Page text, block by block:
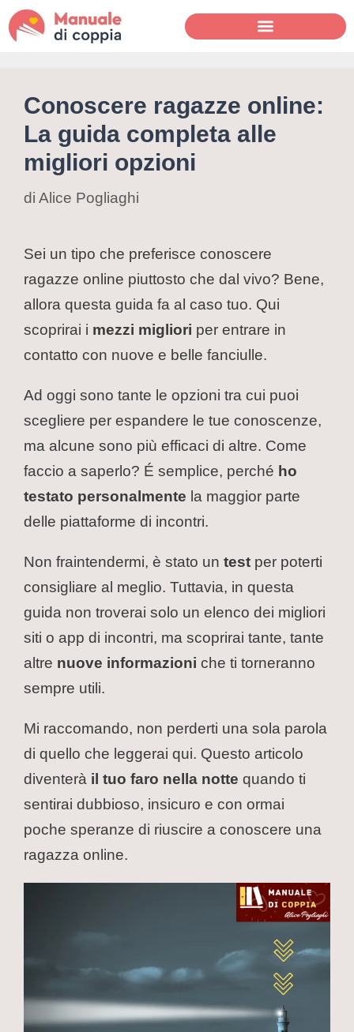
Conoscere ragazze online:
La guida completa alle
migliori opzioni
di Alice Pogliaghi
Sei un tipo che preferisce conoscere
ragazze online piuttosto che dal vivo? Bene,
allora questa guida fa al caso tuo. Qui
scoprirai i mezzi migliori per entrare in
contatto con nuove e belle fanciulle.
Ad oggi sono tante le opzioni tra cui puoi
scegliere per espandere le tue conoscenze,
ma alcune sono più efficaci di altre. Come
faccio a saperlo? É semplice, perché ho
testato personalmente la maggior parte
delle piattaforme di incontri.
Non fraintendermi, è stato un test per poterti
consigliare al meglio. Tuttavia, in questa
guida non troverai solo un elenco dei migliori
siti o app di incontri, ma scoprirai tante, tante
altre nuove informazioni che ti torneranno
sempre utili.
Mi raccomando, non perderti una sola parola
di quello che leggerai qui. Questo articolo
diventerà il tuo faro nella notte quando ti
sentirai dubbioso, insicuro e con ormai
poche speranze di riuscire a conoscere una
ragazza online.